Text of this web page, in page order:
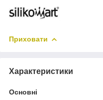
Приховати
Характеристики
Основні